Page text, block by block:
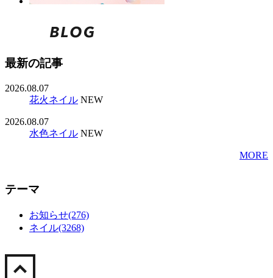
最新の記事
2026.08.07
花火ネイル NEW
2026.08.07
水色ネイル NEW
MORE
テーマ
お知らせ(276)
ネイル(3268)